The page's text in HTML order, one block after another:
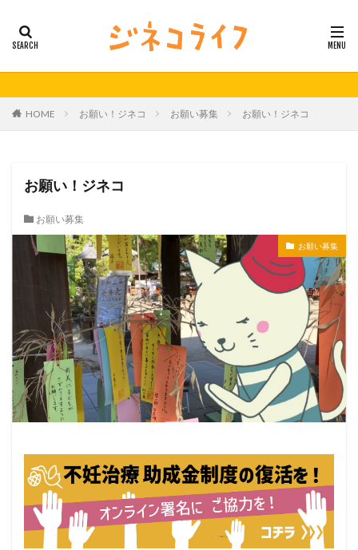
HOME お願い！ジネコ お願い募集 お願い！ジネコ
お願い！ジネコ
お願い募集
お願い募集
男性不妊
検索